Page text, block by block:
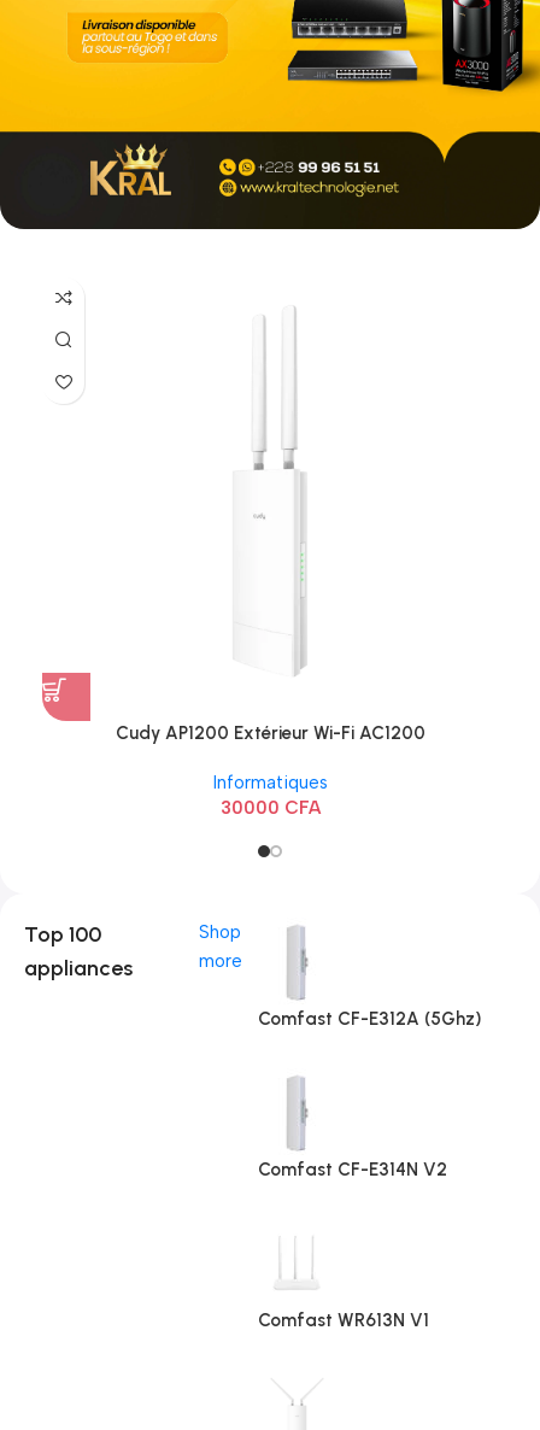
Cudy AP1200 Extérieur Wi-Fi AC1200
Informatiques
30000 CFA
Top 100
appliances
Shop
more
Comfast CF-E312A (5Ghz)
Comfast CF-E314N V2
Comfast WR613N V1